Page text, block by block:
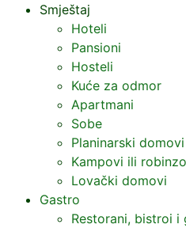
Smještaj
Hoteli
Pansioni
Hosteli
Kuće za odmor
Apartmani
Sobe
Planinarski domovi
Kampovi ili
Lovački domovi
Gastro
Restorani, bistroi i